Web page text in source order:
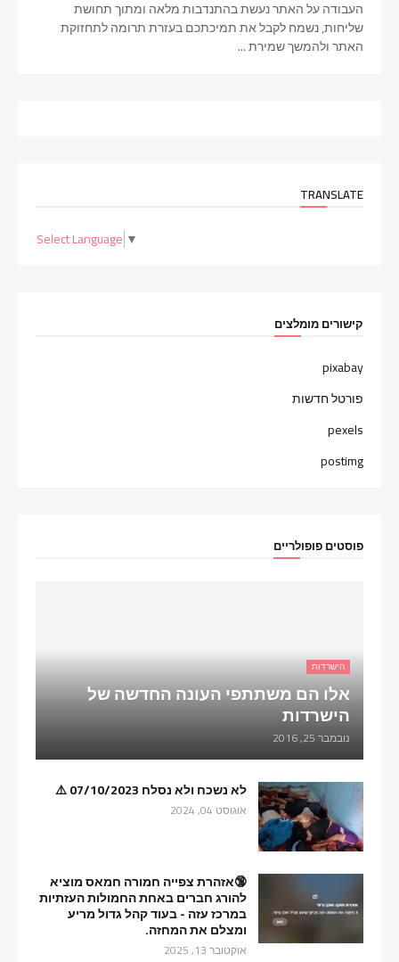
העבודה על האתר נעשת בהתנדבות מלאה ומתוך תחושת
שליחות, נשמח לקבל את תמיכתכם בעזרת תרומה לתחזוקת
האתר ולהמשך שמירת ...
TRANSLATE
Select Language ▼
קישורים מומלצים
pixabay
פורטל חדשות
pexels
postimg
פוסטים פופולריים
הישרדות
אלו הם משתתפי העונה החדשה של
הישרדות
נובמבר 25, 2016
לא נשכח ולא נסלח 07/10/2023 ⚠️
אוגוסט 04, 2024
🔞אזהרת צפייה חמורה חמאס מוציא
להורג חברים באחת החמולות העזתיות
במרכז עזה - בעוד קהל גדול מריע
ומצלם את המחזה.
אוקטובר 13, 2025